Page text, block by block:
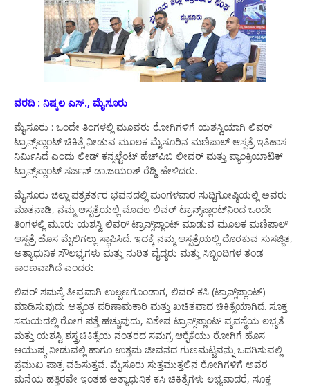
ವರದಿ : ನಿಷ್ಕಲ ಎಸ್., ಮೈಸೂರು
ಮೈಸೂರು : ಒಂದೇ ತಿಂಗಳಲ್ಲಿ ಮೂವರು ರೋಗಿಗಳಿಗೆ ಯಶಸ್ವಿಯಾಗಿ ಲಿವರ್
ಟ್ರಾನ್ಸ್‌ಪ್ಲಾಂಟ್ ಚಿಕಿತ್ಸೆ ನೀಡುವ ಮೂಲಕ ಮೈಸೂರಿನ ಮಣಿಪಾಲ್ ಆಸ್ಪತ್ರೆ ಇತಿಹಾಸ
ನಿರ್ಮಿಸಿದೆ ಎಂದು ಲೀಡ್ ಕನ್ಸಲ್ಟೆಂಟ್ ಹೆಚ್‌ಪಿಬಿ ಲೀವರ್ ಮತ್ತು ಪ್ಯಾಂಕ್ರಿಯಾಟಿಕ್
ಟ್ರಾನ್ಸ್‌ಪ್ಲಾಂಟ್ ಸರ್ಜನ್ ಡಾ.ಜಯಂತ್ ರೆಡ್ಡಿ ಹೇಳಿದರು.
ಮೈಸೂರು ಜಿಲ್ಲಾ ಪತ್ರಕರ್ತರ ಭವನದಲ್ಲಿ ಮಂಗಳವಾರ ಸುದ್ದಿಗೋಷ್ಠಿಯಲ್ಲಿ ಅವರು
ಮಾತನಾಡಿ, ನಮ್ಮ ಆಸ್ಪತ್ರೆಯಲ್ಲಿ ಮೊದಲ ಲಿವರ್ ಟ್ರಾನ್ಸ್‌ಪ್ಲಾಂಟ್‌ನಿಂದ ಒಂದೇ
ತಿಂಗಳಲ್ಲಿ ಮೂರು ಯಶಸ್ವಿ ಲಿವರ್ ಟ್ರಾನ್ಸ್‌ಪ್ಲಾಂಟ್ ಮಾಡುವ ಮೂಲಕ ಮಣಿಪಾಲ್
ಆಸ್ಪತ್ರೆ ಹೊಸ ಮೈಲಿಗಲ್ಲು ಸ್ಥಾಪಿಸಿದೆ. ಇದಕ್ಕೆ ನಮ್ಮ ಆಸ್ಪತ್ರೆಯಲ್ಲಿ ದೊರಕುವ ಸುಸಜ್ಜಿತ,
ಅತ್ಯಾಧುನಿಕ ಸೌಲಭ್ಯಗಳು ಮತ್ತು ನುರಿತ ವೈದ್ಯರು ಮತ್ತು ಸಿಬ್ಬಂದಿಗಳ ತಂಡ
ಕಾರಣವಾಗಿದೆ ಎಂದರು.
ಲಿವರ್ ಸಮಸ್ಯೆ ತೀವ್ರವಾಗಿ ಉಲ್ಬಣಗೊಂಡಾಗ, ಲಿವರ್ ಕಸಿ (ಟ್ರಾನ್ಸ್‌ಪ್ಲಾಂಟ್)
ಮಾಡಿಸುವುದು ಅತ್ಯಂತ ಪರಿಣಾಮಕಾರಿ ಮತ್ತು ಖಚಿತವಾದ ಚಿಕಿತ್ಸೆಯಾಗಿದೆ. ಸೂಕ್ತ
ಸಮಯದಲ್ಲಿ ರೋಗ ಪತ್ತೆ ಹಚ್ಚುವುದು, ವಿಶೇಷ ಟ್ರಾನ್ಸ್‌ಪ್ಲಾಂಟ್ ವ್ಯವಸ್ಥೆಯ ಲಭ್ಯತೆ
ಮತ್ತು ಯಶಸ್ವಿ ಶಸ್ತ್ರಚಿಕಿತ್ಸೆಯ ನಂತರದ ಸಮಗ್ರ ಆರೈಕೆಯು ರೋಗಿಗೆ ಹೊಸ
ಆಯುಷ್ಯ ನೀಡುವಲ್ಲಿ ಹಾಗೂ ಉತ್ತಮ ಜೀವನದ ಗುಣಮಟ್ಟವನ್ನು ಒದಗಿಸುವಲ್ಲಿ
ಪ್ರಮುಖ ಪಾತ್ರ ವಹಿಸುತ್ತವೆ. ಮೈಸೂರು ಸುತ್ತಮುತ್ತಲಿನ ರೋಗಿಗಳಿಗೆ ಅವರ
ಮನೆಯ ಹತ್ತಿರವೇ ಇಂತಹ ಅತ್ಯಾಧುನಿಕ ಕಸಿ ಚಿಕಿತ್ಸೆಗಳು ಲಭ್ಯವಾದರೆ, ಸೂಕ್ತ